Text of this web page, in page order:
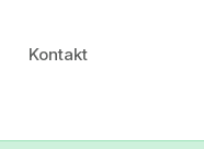
Kontakt